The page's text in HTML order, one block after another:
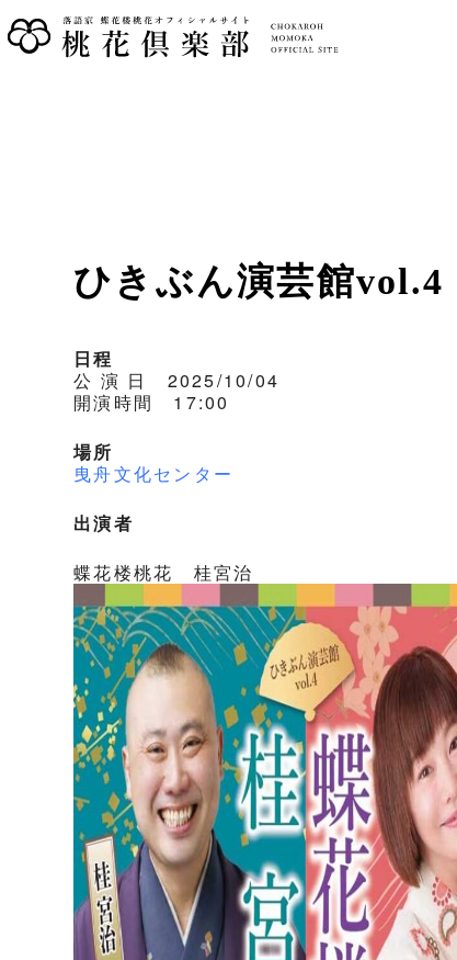
ひきぶん演芸館
日程
公 演 日 2025/10/04
開演時間 17:00
場所
曳舟文化センター
出演者
蝶花楼桃花 桂宮治